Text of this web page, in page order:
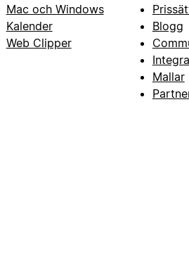
Mac och Windows
Kalender
Web Clipper
Blogg
Mallar